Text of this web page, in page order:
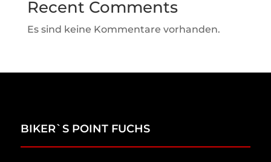
Recent Comments
Es sind keine Kommentare vorhanden.
BIKER`S POINT FUCHS